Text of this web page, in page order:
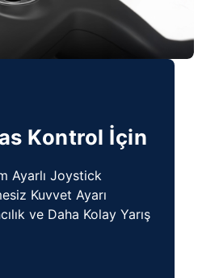
Kontrol İçin
Ayarlı Joystick
Kuvvet Ayarı
ve Daha Kolay Yarış